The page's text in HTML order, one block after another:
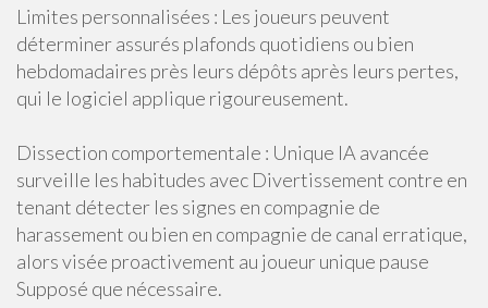
Limites personnalisées : Les joueurs peuvent
déterminer assurés plafonds quotidiens ou bien
hebdomadaires près leurs dépôts après leurs pertes,
qui le logiciel applique rigoureusement.
Dissection comportementale : Unique IA avancée
surveille les habitudes avec Divertissement contre en
tenant détecter les signes en compagnie de
harassement ou bien en compagnie de canal erratique,
alors visée proactivement au joueur unique pause
Supposé que nécessaire.